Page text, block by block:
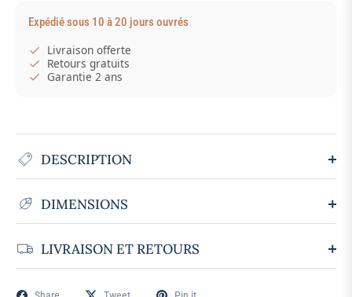
Expédié sous 10 à 20 jours ouvrés
Livraison offerte
Retours gratuits
Garantie 2 ans
DESCRIPTION
DIMENSIONS
LIVRAISON ET RETOURS